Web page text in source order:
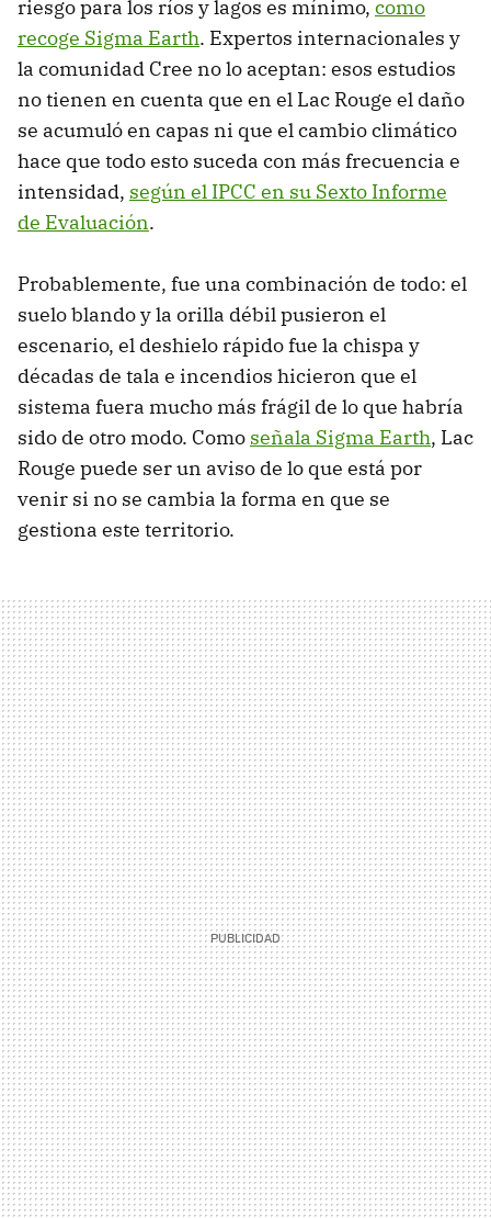
riesgo para los ríos y lagos es mínimo, como
recoge Sigma Earth. Expertos internacionales y
la comunidad Cree no lo aceptan: esos estudios
no tienen en cuenta que en el Lac Rouge el daño
se acumuló en capas ni que el cambio climático
hace que todo esto suceda con más frecuencia e
intensidad, según el IPCC en su Sexto Informe
de Evaluación.
Probablemente, fue una combinación de todo: el
suelo blando y la orilla débil pusieron el
escenario, el deshielo rápido fue la chispa y
décadas de tala e incendios hicieron que el
sistema fuera mucho más frágil de lo que habría
sido de otro modo. Como señala Sigma Earth, Lac
Rouge puede ser un aviso de lo que está por
venir si no se cambia la forma en que se
gestiona este territorio.